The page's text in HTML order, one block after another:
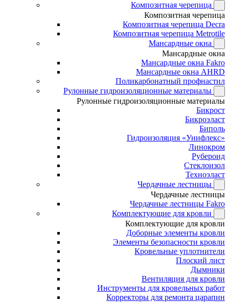
Композитная черепица
Композитная черепица
Композитная черепица Decra
Композитная черепица Metrotile
Мансардные окна
Мансардные окна
Мансардные окна Fakro
Мансардные окна AHRD
Поликарбонатный профнастил
Рулонные гидроизоляционные материалы
Рулонные гидроизоляционные материалы
Бикрост
Бикроэласт
Биполь
Гидроизоляция «Унифлекс»
Линокром
Рубероид
Стеклоизол
Техноэласт
Чердачные лестницы
Чердачные лестницы
Чердачные лестницы Fakro
Комплектующие для кровли
Комплектующие для кровли
Доборные элементы кровли
Элементы безопасности кровли
Кровельные уплотнители
Плоский лист
Дымники
Вентиляция для кровли
Инструменты для кровельных работ
Корректоры для ремонта царапин